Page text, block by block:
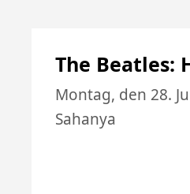
The Beatles:
Montag, den 28.
Sahanya